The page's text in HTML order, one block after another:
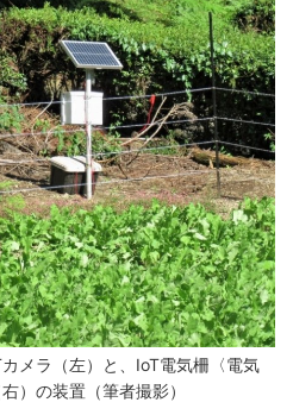
メラ（左）と、IoT電気柵〈電気
）の装置（筆者撮影）